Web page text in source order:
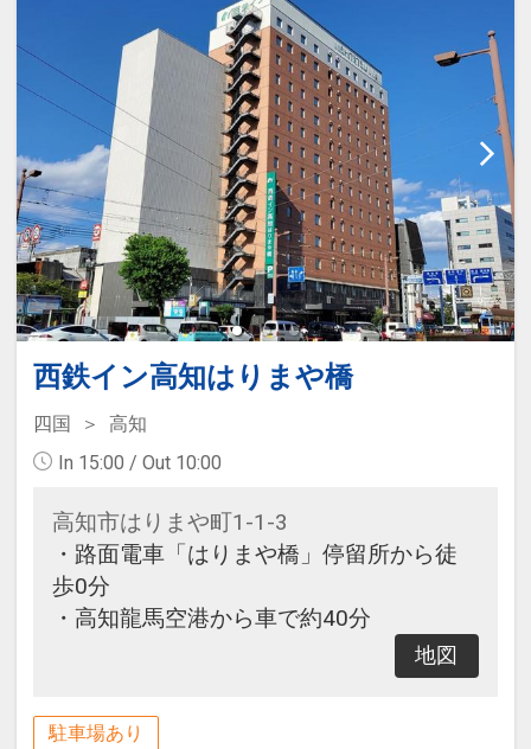
西鉄イン高知はりまや橋
四国
高知
In 15:00 / Out 10:00
高知市はりまや町1-1-3
・路面電車「はりまや橋」停留所から徒
歩0分
・高知龍馬空港から車で約40分
地図
駐車場あり